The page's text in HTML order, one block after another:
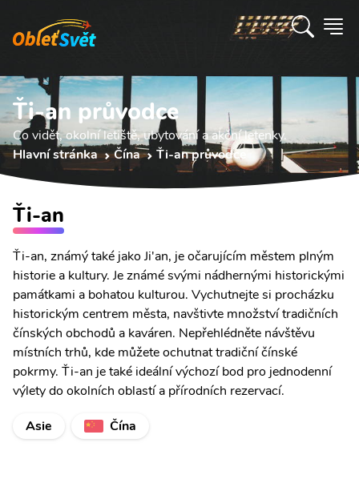
Ťi-an průvodce
Co vidět, okolní letiště, ubytování a akční letenky.
Hlavní stránka
Čína Ťi-an průvodce
Ťi-an
Ťi-an, známý také jako Ji'an, je očarujícím městem plným
historie a kultury. Je známé svými nádhernými historickými
památkami a bohatou kulturou. Vychutnejte si procházku
historickým centrem města, navštivte množství tradičních
čínských obchodů a kaváren. Nepřehlédněte návštěvu
místních trhů, kde můžete ochutnat tradiční čínské
pokrmy. Ťi-an je také ideální výchozí bod pro jednodenní
výlety do okolních oblastí a přírodních rezervací.
Asie
Čína